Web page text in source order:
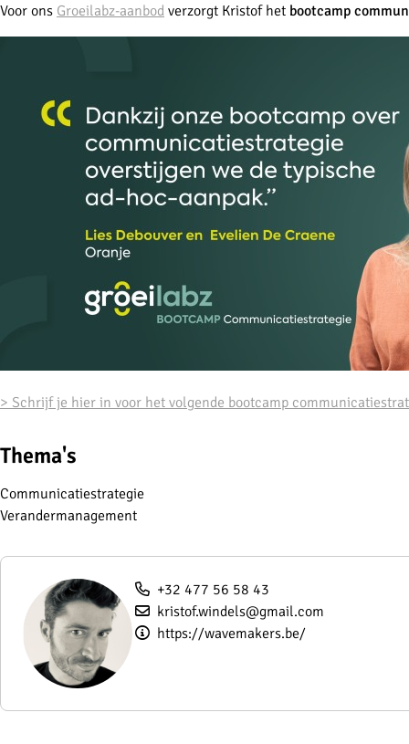
Voor ons Groeilabz-aanbod verzorgt Kristof het bootcamp
> Schrijf je hier in voor het volgende bootcamp
Thema's
Communicatiestrategie
Verandermanagement
+32 477 56 58 43
kristof.windels@gmail.com
https://wavemakers.be/